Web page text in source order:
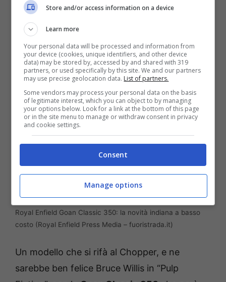
sia possibile lo dimostra la Royal Enfield
con il più classico stile bobber che
piace a molti biker.
Royal Enfield Goan Classic 350: la novità indiana a basso
costo (Royal Enfield Press Media – fuoristrada.it)
Un modello che si rifà al Chopper, e ne
sarebbe ben felice Bruce Willis in “Pulp
Store and/or access information on a device
Learn more
Your personal data will be processed and information from
your device (cookies, unique identifiers, and other device
data) may be stored by, accessed by and shared with 319
partners, or used specifically by this site. We and our partners
may use precise geolocation data. List of partners.
Some vendors may process your personal data on the basis
of legitimate interest, which you can object to by managing
your options below. Look for a link at the bottom of this page
or in the site menu to manage or withdraw consent in privacy
and cookie settings.
Consent
Manage options